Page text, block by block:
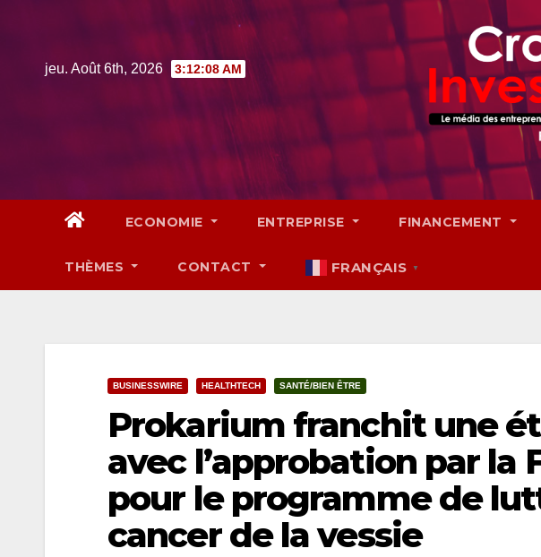
jeu. Août 6th, 2026 3:12:09 AM
ECONOMIE ENTREPRISE FINANCEMENT
THÈMES CONTACT FRANÇAIS ▼
BUSINESSWIRE HEALTHTECH SANTÉ/BIEN ÊTRE
Prokarium franchit une
avec l’approbation par la
pour le programme de
cancer de la vessie